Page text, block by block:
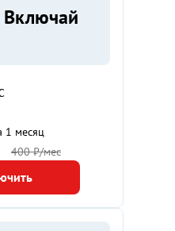
Включай
1 месяц
400 ₽/мес